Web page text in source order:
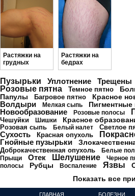
Растяжки на
грудных
мышцах
Растяжки на
бедрах
Пузырьки Уплотнение Трещены
Розовые пятна Темное пятно
Папулы Багровое пятно Красное
Волдыри Мелкая сыпь Пигментные
Новообразование
Розовые полосы
Чешуйки Шишки Красное
Розовая сыпь Белый налет Светлое
Сухость Красная опухоль
Гнойные пузырьки
Доброкачественная опухоль Белые
Прыщи Отек Шелушение Черное
полосы
Рубцы Воспаление Язвы
Показать все
ГЛАВНАЯ БОЛЕЗНИ